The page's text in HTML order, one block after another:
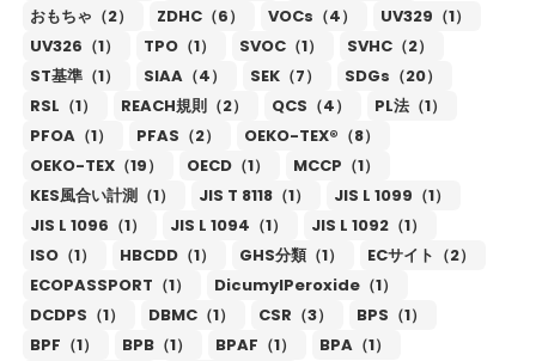
おもちゃ（2）
ZDHC（6） VOCs（4）
UV329（1）
UV326（1）
TPO（1） SVOC（1）
SVHC（2）
ST基準（1）
SIAA（4） SEK（7）
SDGs（20）
RSL（1）
REACH規則（2） QCS（4）
PL法（1）
PFOA（1）
PFAS（2）
OEKO-TEX®（8）
OEKO-TEX（19）
OECD（1）
MCCP（1）
KES風合い計測（1）
JIS T 8118（1）
JIS L 1099（1）
JIS L 1096（1）
JIS L 1094（1）
JIS L 1092（1）
ISO（1）
HBCDD（1） GHS分類（1）
ECサイト（2）
ECOPASSPORT（1）
DicumylPeroxide（1）
DCDPS（1）
DBMC（1） CSR（3）
BPS（1）
BPF（1）
BPB（1） BPAF（1）
BPA（1）